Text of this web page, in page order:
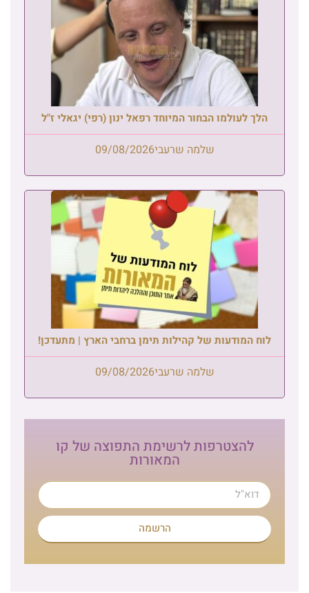
הלך לעולמו הבחור המיוחד רפאל ינון (רפי) יגאלי ז"ל
שלמה שרעבי09/08/2026
לוח המודעות של קהילות תימן ברחבי הארץ | מתעדכן!
שלמה שרעבי09/08/2026
להצטרפות לרשימת התפוצה של קו
המאורות
הרשמה